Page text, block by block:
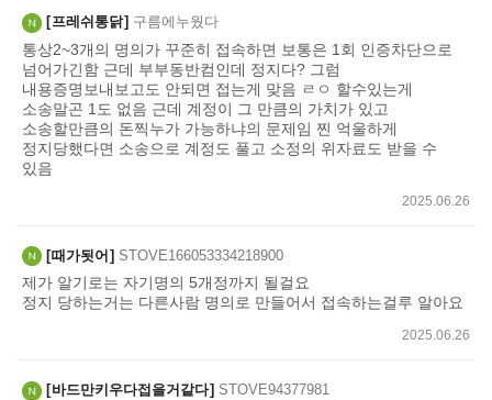
쓰
기
프레쉬통닭 구름에누웠다
통상2~3개의 명의가 꾸준히 접속하면 보통은 1회 인증차단으로
넘어가긴함 근데 부부동반컴인데 정지다? 그럼
내용증명보내보고도 안되면 접는게 맞음 ㄹㅇ 할수있는게
소송말곤 1도 없음 근데 계정이 그 만큼의 가치가 있고
소송할만큼의 돈찍누가 가능하냐의 문제임 찐 억울하게
정지당했다면 소송으로 계정도 풀고 소정의 위자료도 받을 수
있음
2025.06.26
때가됫어 STOVE166053334218900
제가 알기로는 자기명의 5개정까지 될걸요
정지 당하는거는 다른사람 명의로 만들어서 접속하는걸루 알아요
2025.06.26
바드만키우다접을거같다 STOVE94377981